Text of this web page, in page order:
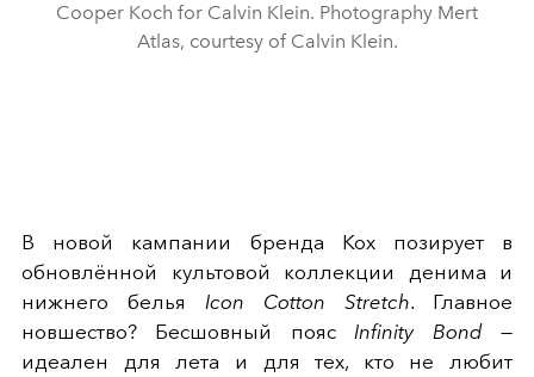
Cooper Koch for Calvin Klein. Photography Mert
Atlas, courtesy of Calvin Klein.
В новой кампании бренда Кох позирует в
обновлённой культовой коллекции денима и
нижнего белья Icon Cotton Stretch. Главное
новшество? Бесшовный поясInfinity Bond—
идеален для лета и для тех, кто не любит